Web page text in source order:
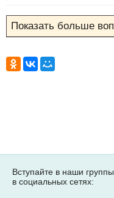
Вступайте в наши группы
в социальных сетях: